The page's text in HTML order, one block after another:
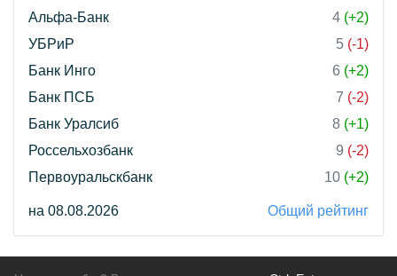
Альфа-Банк
4 (+2)
УБРиР
5 (-1)
Банк Инго
6 (+2)
Банк ПСБ
7 (-2)
Банк Уралсиб
8 (+1)
Россельхозбанк
9 (-2)
Первоуральскбанк
10 (+2)
на 08.08.2026 Общий рейтинг